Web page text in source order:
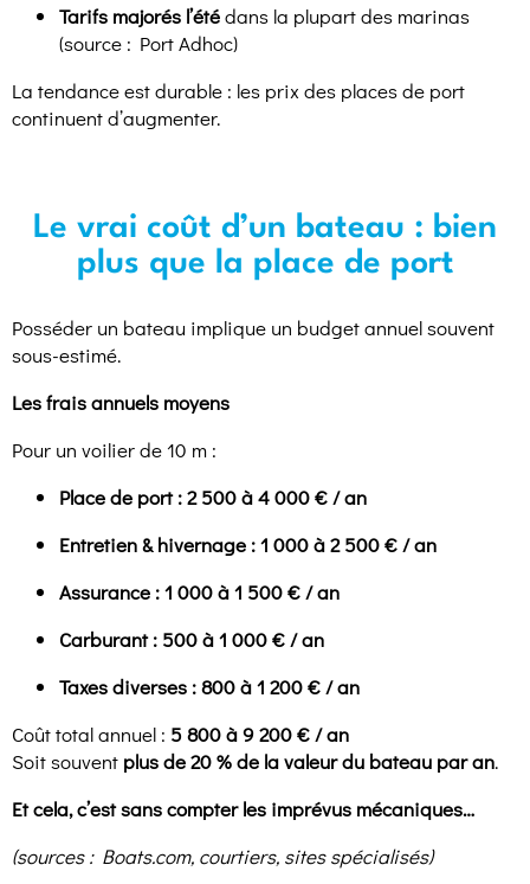
Tarifs majorés l’étédans la plupart des marinas
(source : Port Adhoc)
La tendance est durable : les prix des places de port
continuent d’augmenter.
Le vrai coût d’un bateau : bien
plus que la place de port
Posséder un bateau implique un budget annuel souvent
sous-estimé.
Les frais annuels moyens
Pour un voilier de 10 m :
Place de port : 2 500 à 4 000 € / an
Entretien & hivernage : 1 000 à 2 500 € / an
Assurance : 1 000 à 1 500 € / an
Carburant : 500 à 1 000 € / an
Taxes diverses : 800 à 1 200 € / an
Coût total annuel : 5 800 à 9 200 € / an
Soit souvent plus de 20 % de la valeur du bateau par an.
Et cela, c’est sans compter les imprévus mécaniques…
(sources : Boats.com, courtiers, sites spécialisés)